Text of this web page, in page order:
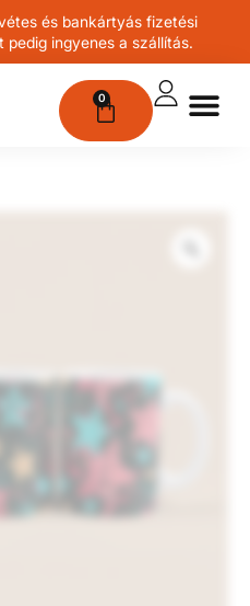
és bankártyás fizetési
ingyenes a szállítás.
0